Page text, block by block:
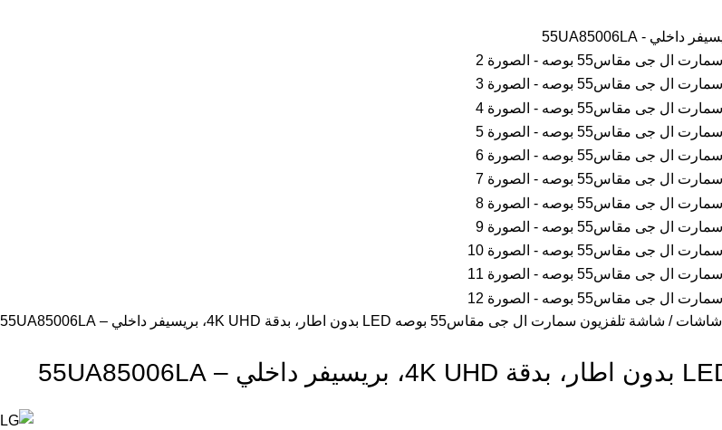
شاشات شاشة تلفزيون سمارت ال جى مقاس55 بوصه LED بدون اطار، بدقة 4K UHD، بريسيفر داخلي – 55UA85006LA